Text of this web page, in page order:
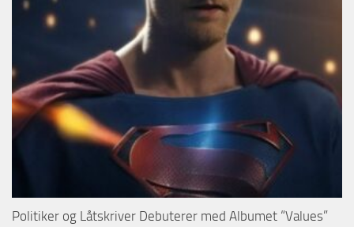
Politiker og Låtskriver Debuterer med Albumet “Values”